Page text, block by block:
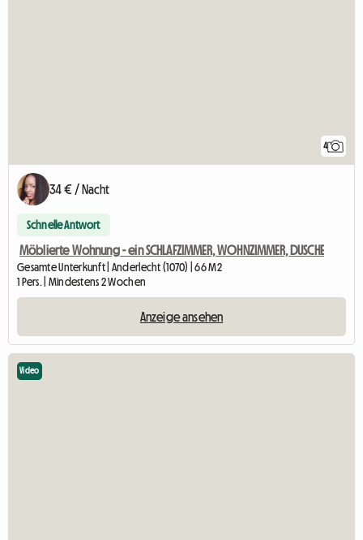
4
34 € / Nacht
Schnelle Antwort
Möblierte Wohnung - ein SCHLAFZIMMER, WOHNZIMMER, DUSCHE
Gesamte Unterkunft | Anderlecht (1070) | 66 M2
1 Pers. | Mindestens 2 Wochen
Anzeige ansehen
Video